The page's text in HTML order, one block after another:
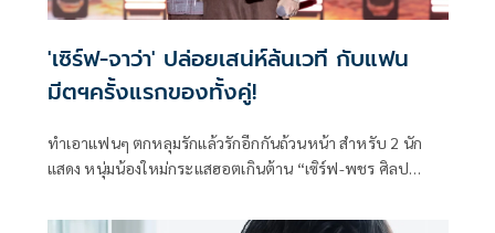
'เซิร์ฟ-จาว่า' ปล่อยเสน่ห์ล้นเวที กับแฟน
มีตฯครั้งแรกของทั้งคู่!
ทำเอาแฟนๆ ตกหลุมรักแล้วรักอีกกันถ้วนหน้า สำหรับ 2 นัก
แสดง หนุ่มน้องใหม่กระแสฮอตเกินต้าน “เซิร์ฟ-พชร ศิลป
เทนต์โพรไวเดอร์ชั้นนำของเมืองไทย ที่สร้างความทรงจำแรก